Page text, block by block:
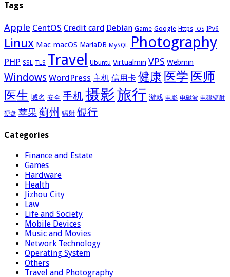
Tags
Apple CentOS Credit card Debian Game Google Https iOS IPv6
Linux Mac macOS MariaDB MySQL Photography
PHP SSL TLS Travel Ubuntu Virtualmin VPS Webmin
Windows WordPress 主机 信用卡 健康 医学 医师
医生 域名 安全 手机摄影旅行 游戏 电影 电磁波 电磁辐射
硬盘 苹果 蓟州 辐射 银行
Categories
Finance and Estate
Games
Hardware
Health
Jizhou City
Law
Life and Society
Mobile Devices
Music and Movies
Network Technology
Operating System
Others
Travel and Photography